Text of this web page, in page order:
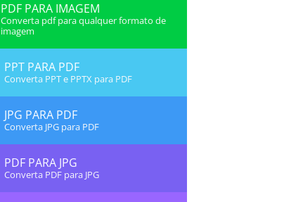
PDF PARA IMAGEM
Converta pdf para qualquer formato de
imagem
PPT PARA PDF
Converta PPT e PPTX para PDF
JPG PARA PDF
Converta JPG para PDF
PDF PARA JPG
Converta PDF para JPG